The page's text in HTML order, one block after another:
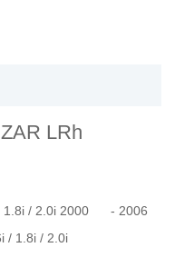
LRh
/ 2.0i 2000 - 2006
1.6i / 1.8i / 2.0i